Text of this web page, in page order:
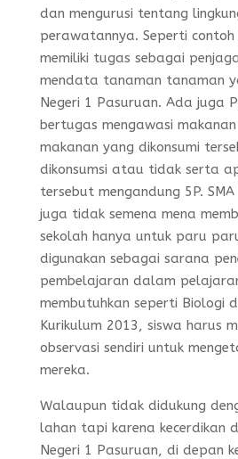
dan mengurusi tentang
perawatannya. Seperti
memiliki tugas sebagai
mendata tanaman tanaman
Negeri 1 Pasuruan. Ada juga
bertugas mengawasi
makanan yang dikonsumi
dikonsumsi atau tidak serta
tersebut mengandung 5P.
juga tidak semena mena
sekolah hanya untuk paru
digunakan sebagai sarana
pembelajaran dalam
membutuhkan seperti Biologi
Kurikulum 2013, siswa harus
observasi sendiri untuk
mereka.
Walaupun tidak didukung
lahan tapi karena kecerdikan
Negeri 1 Pasuruan, di depan